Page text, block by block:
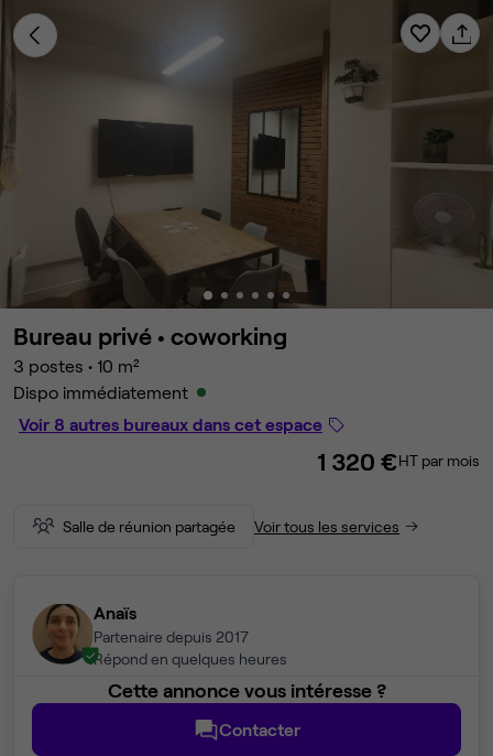
Bureau privé • coworking
3 postes • 10 m²
Dispo immédiatement
Voir 8 autres bureaux dans cet espace
1 320 €HT par mois
Salle de réunion partagée Voir tous les services
Anaïs
Partenaire depuis 2017
Répond en quelques heures
Cette annonce vous intéresse ?
Contacter